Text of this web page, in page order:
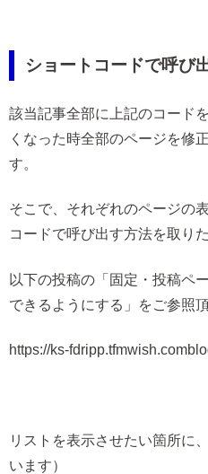
ショートコードで呼び
該当記事全部に上記のコード
くなった時全部のページを修
す。
そこで、それぞれのページの
コードで呼び出す方法を取り
以下の投稿の「固定・投稿ペ
できるようにする」をご参照
https://ks-
リストを表示させたい箇所に
います）